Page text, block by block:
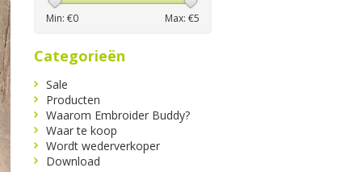
Min: €0 Max: €5
Categorieën
Sale
Producten
Waarom Embroider Buddy?
Waar te koop
Wordt wederverkoper
Download